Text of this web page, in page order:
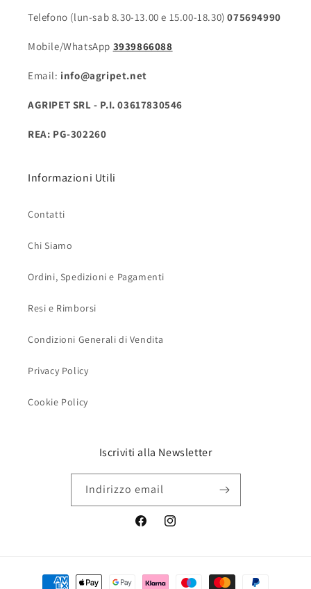
Telefono (lun-sab 8.30-13.00 e 15.00-18.30)075694990
Mobile/WhatsApp 3939866088
Email: info@agripet.net
AGRIPET SRL - P.I. 03617830546
REA: PG-302260
Informazioni Utili
Contatti
Chi Siamo
Ordini, Spedizioni e Pagamenti
Resi e Rimborsi
Condizioni Generali di Vendita
Privacy Policy
Cookie Policy
Iscriviti alla Newsletter
Indirizzo email
FacebookInstagram
Metodi